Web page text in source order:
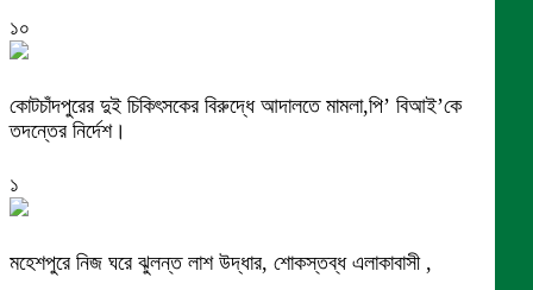
১০
কোটচাঁদপুরের দুই চিকিৎসকের বিরুদ্ধে আদালতে মামলা,পি’ বিআই’কে
তদন্তের নির্দেশ।
১
মহেশপুরে নিজ ঘরে ঝুলন্ত লাশ উদ্ধার, শোকস্তব্ধ এলাকাবাসী ,